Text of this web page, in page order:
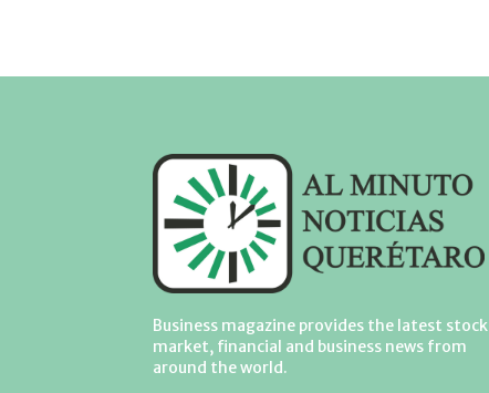
Business magazine provides the latest stock
market, financial and business news from
around the world.